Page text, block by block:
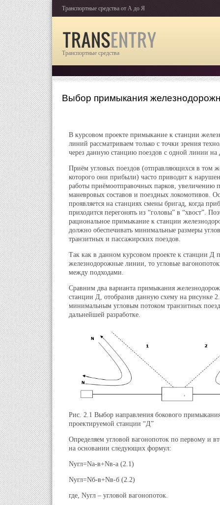
Транспортные средства от А до Я
Транспортные средства
Выбор примыкания
В курсовом проекте примыкание к станции
линий рассматриваем только с точки зрения
через данную станцию поездов с одной линии на
Приём угловых поездов (отправляющихся в том
которого они прибыли) часто приводит к
работы приёмоотправочных парков, увеличению
маневровых составов и поездных локомотивов.
проявляется на станциях смены бригад, когда
приходится перегонять из “головы” в “хвост”.
рациональное примыкание к станции
должно обеспечивать минимальные размеры
транзитных и пассажирских поездов.
Так как в данном курсовом проекте к станции Д
железнодорожные линии, то угловые
между подходами.
Сравним два варианта примыкания
станции Д, отобразив данную схему на рисунке
минимальным угловым потоком транзитных
дальнейшей разработке.
Рис. 2.1 Выбор направления бокового
проектируемой станции “Д”
Определяем угловой вагонопоток по первому и
на основании следующих формул:
Nугл=Nа-в+Nв-а (2.1)
Nугл=Nб-в+Nв-б (2.2)
где, Nугл – угловой вагонопоток.